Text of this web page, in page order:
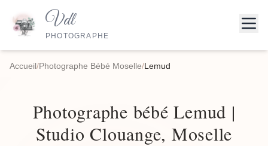
Vdl
PHOTOGRAPHE
Accueil/Photographe Bébé Moselle/Lemud
Photographe bébé Lemud |
Studio Clouange, Moselle